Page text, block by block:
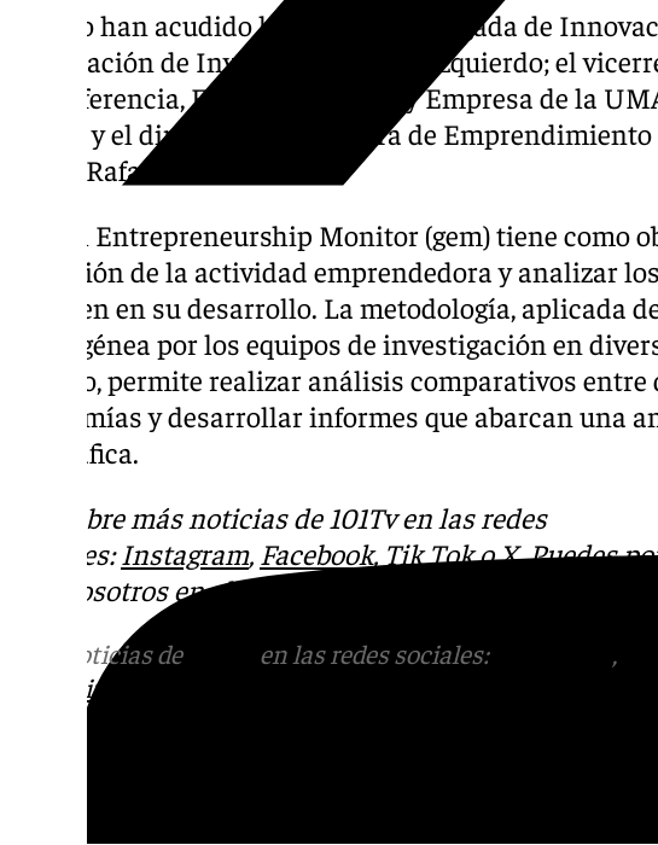
Al acto han acudido la concejala delegada de
y Captación de Inversiones, Alicia Izquierdo; el
Transferencia, Emprendimiento y Empresa de la
Rubio, y el director de la Cátedra de
UMA, Rafael Ventura.
Global Entrepreneurship Monitor (gem) tiene como
medición de la actividad emprendedora y analizar
influyen en su desarrollo. La metodología, aplicada
homogénea por los equipos de investigación en
mundo, permite realizar análisis comparativos
economías y desarrollar informes que abarcan una
geográfica.
Descubre más noticias de 101Tv en las redes
sociales: Instagram, Facebook, Tik TokoX. Puedes
con nosotros en el correo
Más noticias de en las redes sociales: ,
informativos@101tv.es